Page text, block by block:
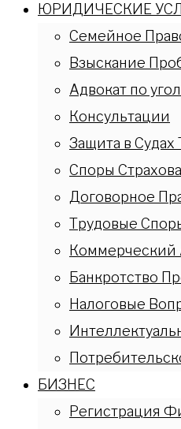
ЮРИДИЧЕСКИЕ
Семейное
Взыскание
Адвокат по
Консультации
Защита в Судах
Споры
Договорное
Трудовые
Коммерческий
Банкротство
Налоговые
БИЗНЕС
Регистрация